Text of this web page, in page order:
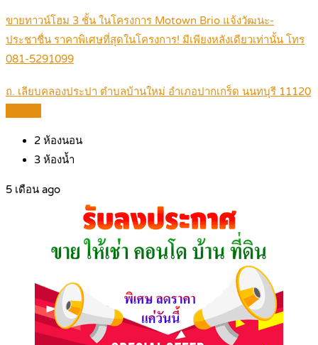
ขายทาวน์โฮม 3 ชั้น ในโครงการ Motown Brio แจ้งวัฒนะ-
ประชาชื่น ราคาพิเศษที่สุดในโครงการ! มีเพียงหลังเดียวเท่านั้น โทร
081-5291099
ถ. เลียบคลองประปา ตำบลบ้านใหม่ อำเภอปากเกร็ด นนทบุรี 11120
2 ห้องนอน
3 ห้องน้ำ
5 เดือน ago